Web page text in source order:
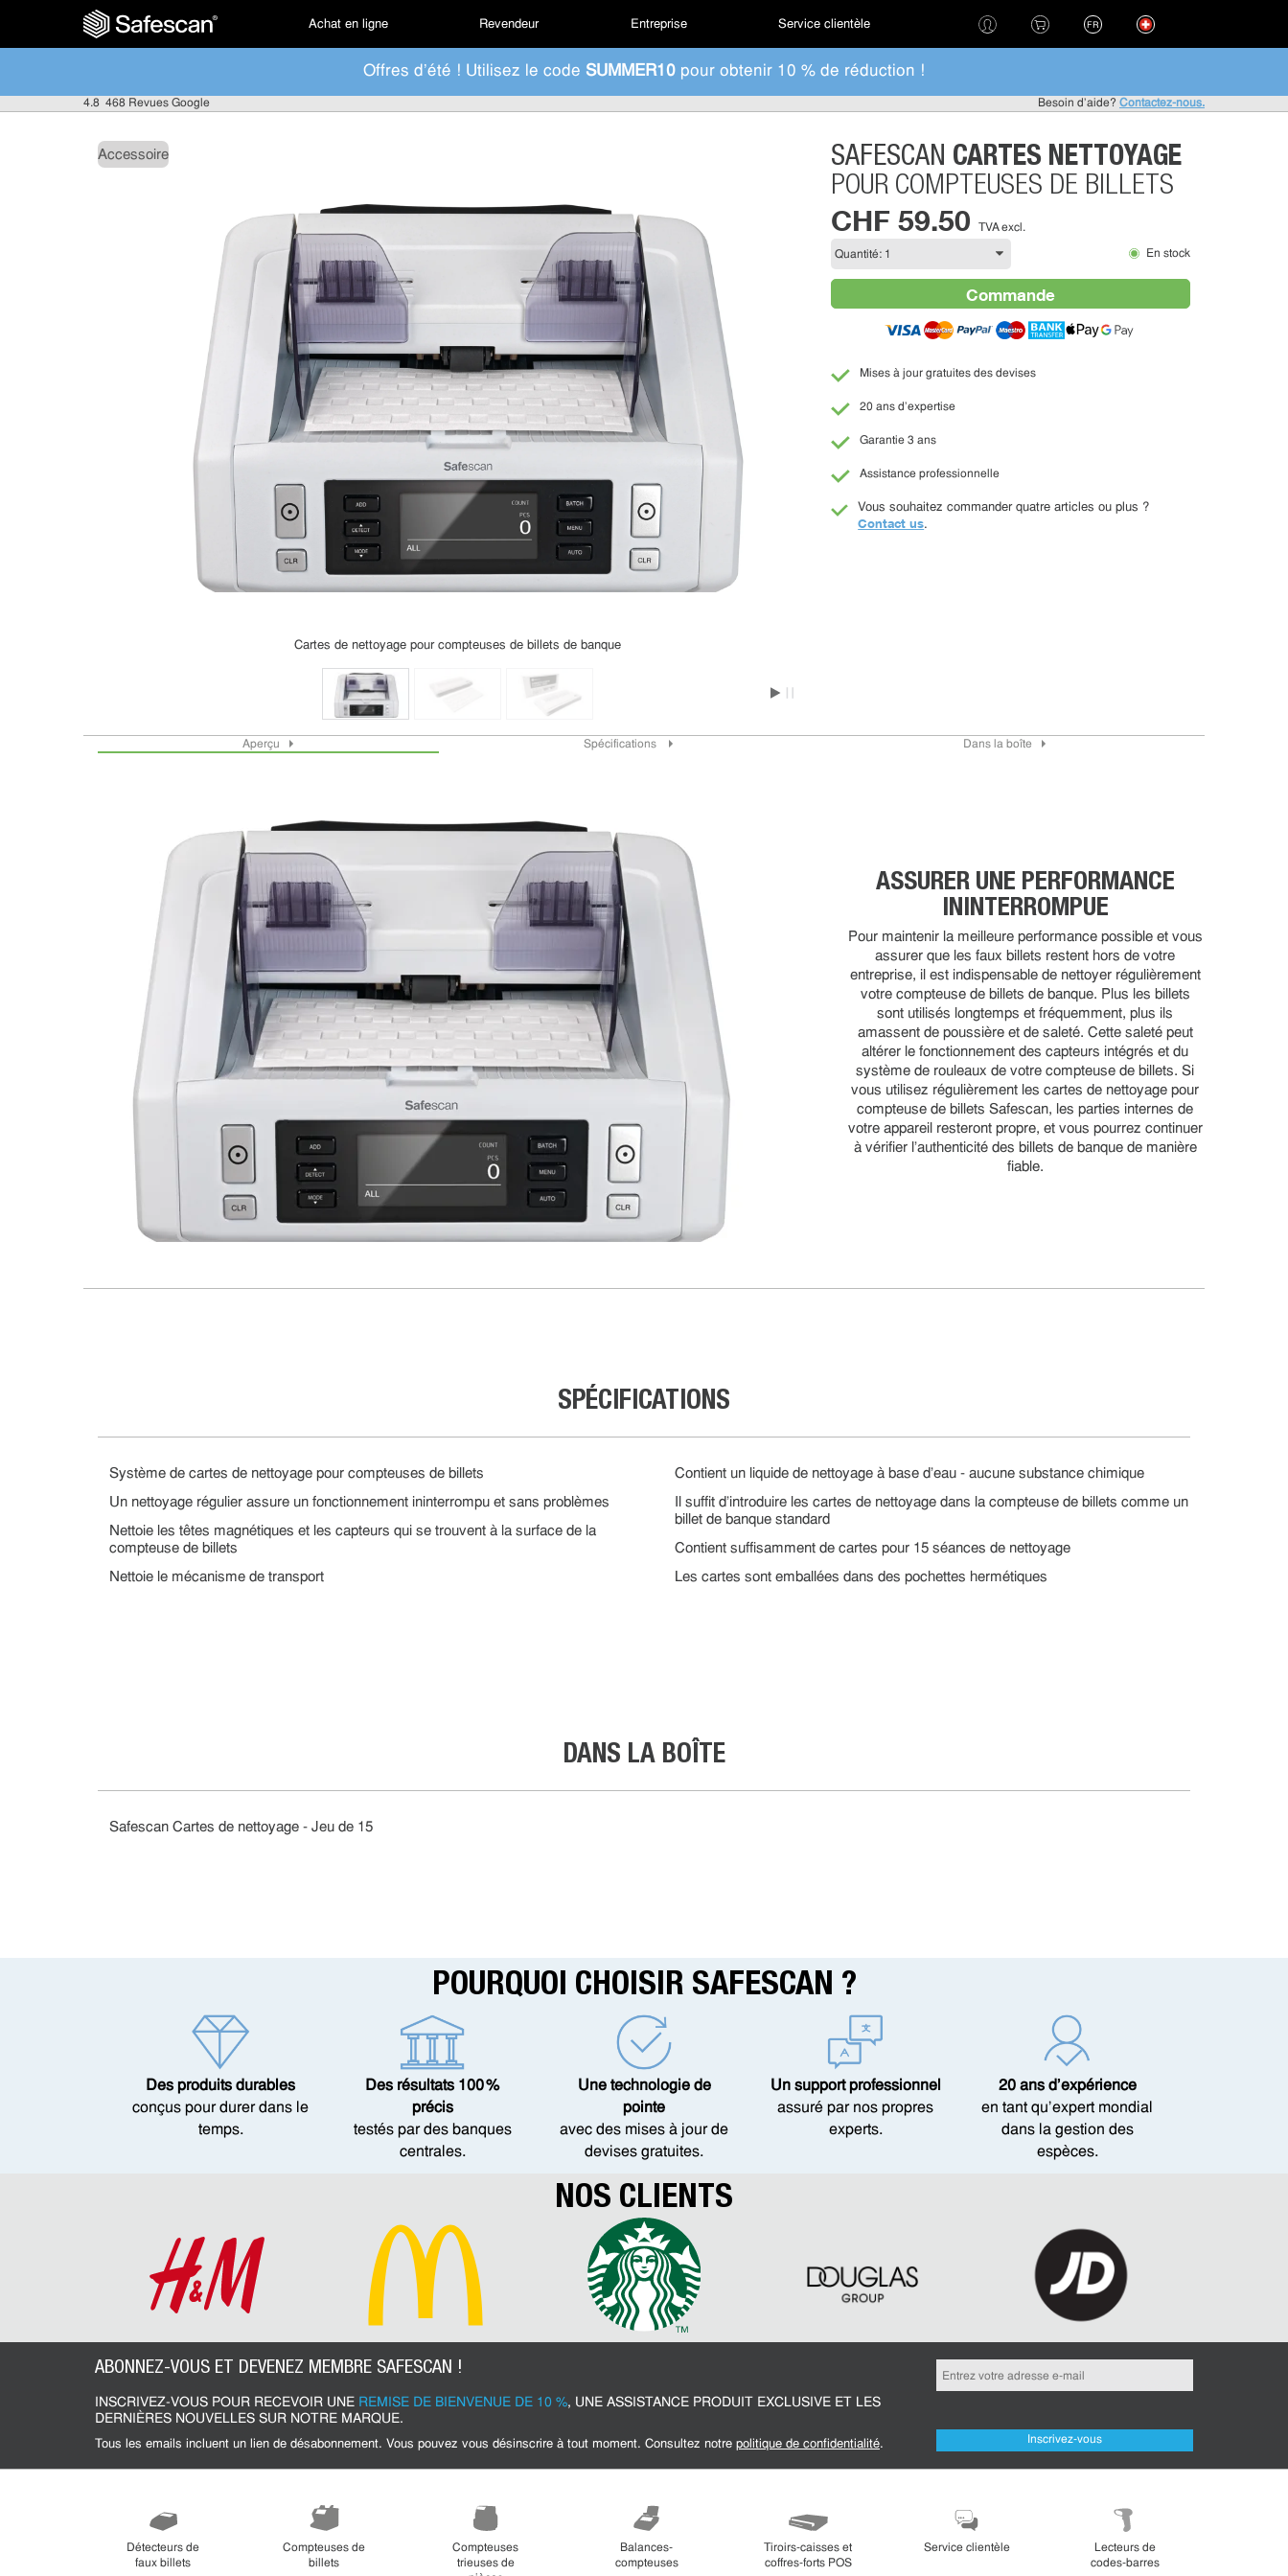
Achat en ligne Revendeur Entreprise Service clientèle FR
Offres d'été ! Utilisez le code SUMMER10 pour obtenir 10 % de réduction !
4.8 468 Revues Google Besoin d'aide? Contactez-nous.
Accessoire
Cartes de nettoyage pour compteuses de billets de banque
SAFESCAN CARTES NETTOYAGE
POUR COMPTEUSES DE BILLETS
CHF 59.50 TVA excl.
En stock
Commande
Mises à jour gratuites des devises
20 ans d'expertise
Garantie 3 ans
Assistance professionnelle
Vous souhaitez commander quatre articles ou plus ?
Contact us.
Aperçu Spécifications Dans la boîte
ASSURER UNE PERFORMANCE
ININTERROMPUE
Pour maintenir la meilleure performance possible et vous
assurer que les faux billets restent hors de votre
entreprise, il est indispensable de nettoyer régulièrement
votre compteuse de billets de banque. Plus les billets
sont utilisés longtemps et fréquemment, plus ils
amassent de poussière et de saleté. Cette saleté peut
altérer le fonctionnement des capteurs intégrés et du
système de rouleaux de votre compteuse de billets. Si
vous utilisez régulièrement les cartes de nettoyage pour
compteuse de billets Safescan, les parties internes de
votre appareil resteront propre, et vous pourrez continuer
à vérifier l'authenticité des billets de banque de manière
fiable.
SPÉCIFICATIONS
Système de cartes de nettoyage pour compteuses de billets
Un nettoyage régulier assure un fonctionnement ininterrompu et sans problèmes
Nettoie les têtes magnétiques et les capteurs qui se trouvent à la surface de la
compteuse de billets
Nettoie le mécanisme de transport
Contient un liquide de nettoyage à base d'eau - aucune substance chimique
Il suffit d'introduire les cartes de nettoyage dans la compteuse de billets comme un
billet de banque standard
Contient suffisamment de cartes pour 15 séances de nettoyage
Les cartes sont emballées dans des pochettes hermétiques
DANS LA BOÎTE
Safescan Cartes de nettoyage - Jeu de 15
POURQUOI CHOISIR SAFESCAN ?
Des produits durables
conçus pour durer dans le
temps.
Des résultats 100 %
précis
testés par des banques
centrales.
Une technologie de
pointe
avec des mises à jour de
devises gratuites.
Un support professionnel
assuré par nos propres
experts.
20 ans d’expérience
en tant qu’expert mondial
dans la gestion des
espèces.
NOS CLIENTS
ABONNEZ-VOUS ET DEVENEZ MEMBRE SAFESCAN !
INSCRIVEZ-VOUS POUR RECEVOIR UNE REMISE DE BIENVENUE DE 10 %, UNE ASSISTANCE PRODUIT EXCLUSIVE ET LES
DERNIÈRES NOUVELLES SUR NOTRE MARQUE.
Tous les emails incluent un lien de désabonnement. Vous pouvez vous désinscrire à tout moment. Consultez notre politique de confidentialité. Inscrivez-vous
Détecteurs de
faux billets
Compteuses de
billets
Compteuses
trieuses de
Balances-
compteuses
Tiroirs-caisses et
coffres-forts POS
Service clientèle
Lecteurs de
codes-barres